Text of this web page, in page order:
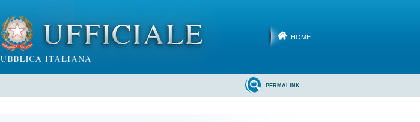
HOME
PERMALINK